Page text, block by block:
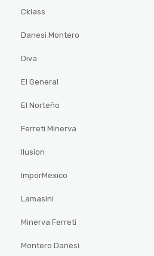
Cklass
Danesi Montero
Diva
El General
El Norteño
Ferreti Minerva
Ilusion
ImporMexico
Lamasini
Minerva Ferreti
Montero Danesi